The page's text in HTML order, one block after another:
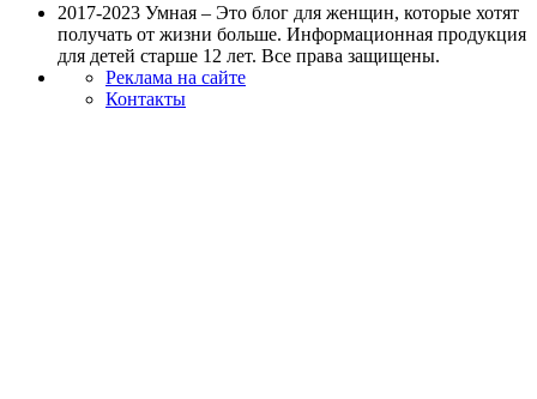
2017-2023 Умная – Это блог для женщин, которые хотят
получать от жизни больше. Информационная продукция
для детей старше 12 лет. Все права защищены.
Реклама на сайте
Контакты